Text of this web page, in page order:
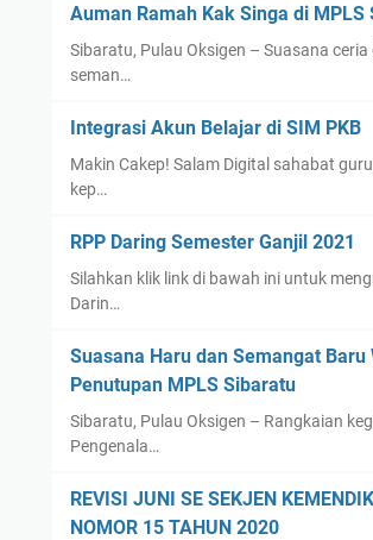
Auman Ramah Kak Singa di MPLS
Sibaratu, Pulau Oksigen – Suasana ceria
seman…
Integrasi Akun Belajar di SIM PKB
Makin Cakep! Salam Digital sahabat
kep…
RPP Daring Semester Ganjil 2021
Silahkan klik link di bawah ini untuk
Darin…
Suasana Haru dan Semangat Baru
Penutupan MPLS Sibaratu
Sibaratu, Pulau Oksigen – Rangkaian
Pengenala…
REVISI JUNI SE SEKJEN
NOMOR 15 TAHUN 2020